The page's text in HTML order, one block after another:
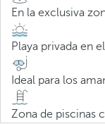
En la exclusiva
Playa privada en
Ideal para los
Zona de piscinas